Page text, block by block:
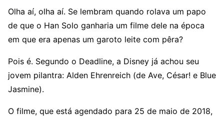
Olha aí, olha aí. Se lembram quando rolava um papo
de que o Han Solo ganharia um filme dele na época
em que era apenas um garoto leite com pêra?
Pois é. Segundo o Deadline, a Disney já achou seu
jovem pilantra: Alden Ehrenreich (de Ave, César! e Blue
Jasmine).
O filme, que está agendado para 25 de maio de 2018,